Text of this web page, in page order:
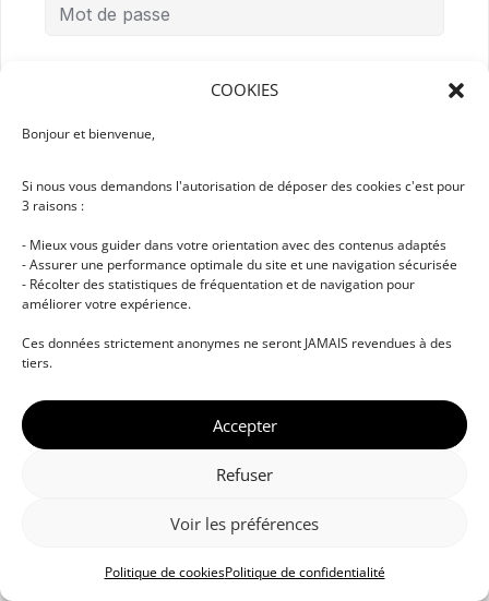
COOKIES
Bonjour et bienvenue,
Si nous vous demandons l'autorisation de déposer des cookies c'est pour
3 raisons :
- Mieux vous guider dans votre orientation avec des contenus adaptés
- Assurer une performance optimale du site et une navigation sécurisée
- Récolter des statistiques de fréquentation et de navigation pour
améliorer votre expérience.
Ces données strictement anonymes ne seront JAMAIS revendues à des
tiers.
Accepter
Refuser
Voir les préférences
Politique de cookiesPolitique de confidentialité
Me garder connecté
Vous n’avez pas de compte ?
© DJ NETWORK • École de DJ et de production
musicale • Certifications professionnelles • Paris •
Montpellier • À distance • Site actualisé en juillet